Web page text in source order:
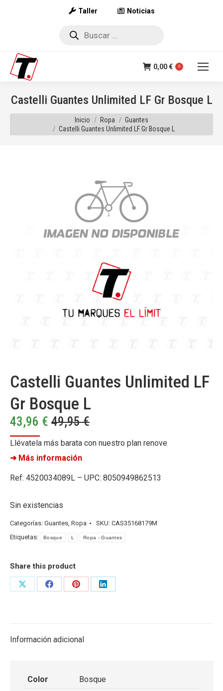
Taller Noticias
Búsqueda
0,00€ 0
Castelli Guantes Unlimited LF Gr Bosque L
Estás aquí:
Inicio Ropa
Guantes
Castelli Guantes Unlimited LF Gr Bosque L
Castelli Guantes Unlimited LF
Gr Bosque L
43,96 € 49,95€
Llévatela más barata con nuestro plan renove
➜ Más información
Ref: 4520034089L – UPC: 8050949862513
Sin existencias
Categorías: Guantes, Ropa SKU: CAS35168179M
Etiquetas:
Bosque L Ropa - Guantes
Share this product
Share
Share
Share
Share
Información adicional
Color
Bosque